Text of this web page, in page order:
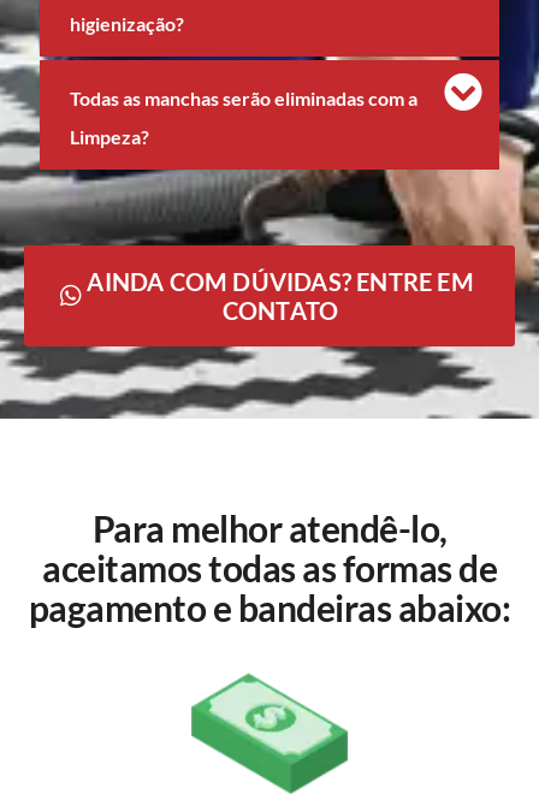
higienização?
Todas as manchas serão eliminadas com a
Limpeza?
AINDA COM DÚVIDAS? ENTRE EM
CONTATO
Para melhor atendê-lo,
aceitamos todas as formas de
pagamento e bandeiras abaixo: